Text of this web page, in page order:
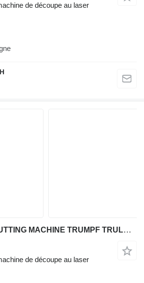
de découpe au laser
Trumpf LASER CUTTING MACHINE TRUMPF TRULASER 3030 FIBER (L49), 6000 WAT
de découpe au laser